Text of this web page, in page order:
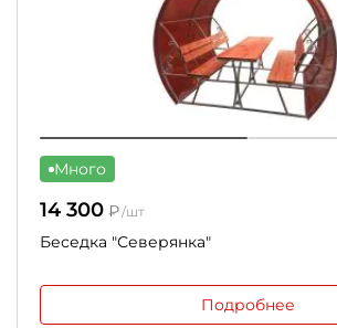
Много
14 300 ₽/шт
Беседка "Северянка"
Подробнее